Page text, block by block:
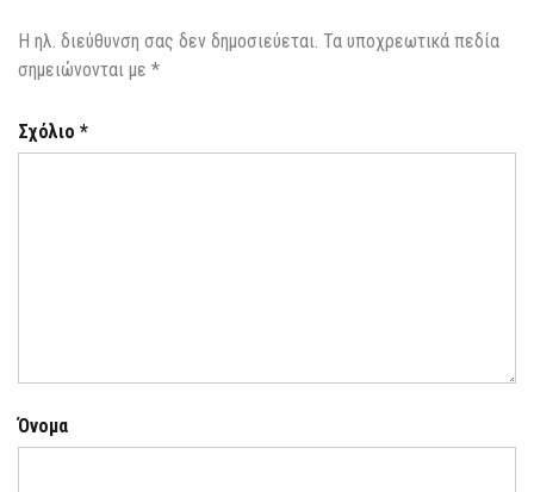
Η ηλ. διεύθυνση σας δεν δημοσιεύεται. Τα υποχρεωτικά πεδία
σημειώνονται με *
Σχόλιο *
Όνομα